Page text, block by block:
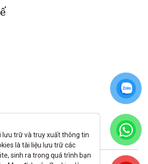
lưu trữ và truy xuất thông tin
là tài liệu lưu trữ các
sinh ra trong quá trình bạn